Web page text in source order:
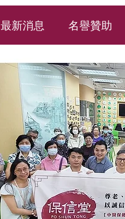
最新消息 名譽贊助